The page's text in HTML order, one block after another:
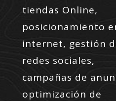
tiendas Online,
posicionamiento
internet, gestión
redes sociales,
campañas de
optimización de